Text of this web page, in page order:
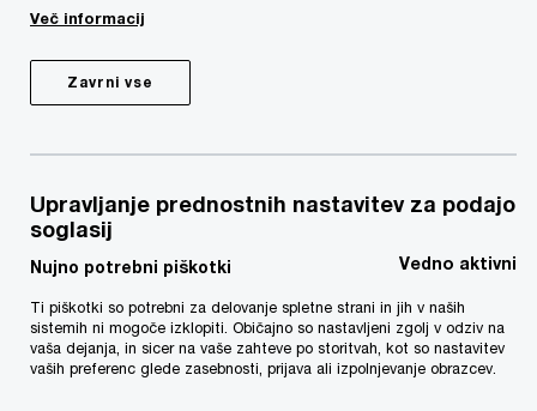
načrtuje temeljite spremembe na evropskem trgu
Evropska komisija je oktobra 2011 objavila svoje
sprejme kasneje v tem letu oziroma v pričetku
naslednjega. Nov režim je znatno spremenil način,
na katerega delujejo trgi vrednostnih papirjev
znotraj EU, in bi lahko stopil v veljavo v manj kot
treh letih. Ključni cilji novega režima so povečana
stabilnost sistema, tržna učinkovitost in
konkurenčnost ter zaščita investitorjev.
Več informacij
Zavrni vse
Upravljanje prednostnih nastavitev za podajo
soglasij
Nujno potrebni piškotki Vedno aktivni
Ti piškotki so potrebni za delovanje spletne strani in jih v naših
sistemih ni mogoče izklopiti. Običajno so nastavljeni zgolj v odziv na
vaša dejanja, in sicer na vaše zahteve po storitvah, kot so nastavitev
vaših preferenc glede zasebnosti, prijava ali izpolnjevanje obrazcev.